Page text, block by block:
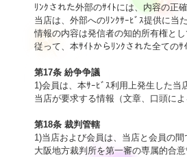
ﾘﾝｸされた外部のｻｲﾄには、内容の正
当店は、外部へのﾘﾝｸｻｰﾋﾞｽ提供に当
情報の内容は発信者の知的所有権と
従って、本ｻｲﾄからﾘﾝｸされた全ての
第17条 紛争争議
1)会員は、本ｻｰﾋﾞｽ利用上発生した
当店が要求する情報（文章、口頭に
第18条 裁判管轄
1)当店および会員は、当店と会員の
大阪地方裁判所を第一審の専属的合